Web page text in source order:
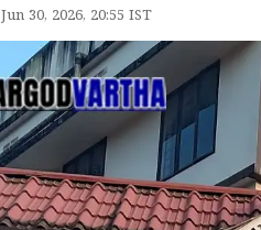
Jun 30, 2026, 20:55 IST